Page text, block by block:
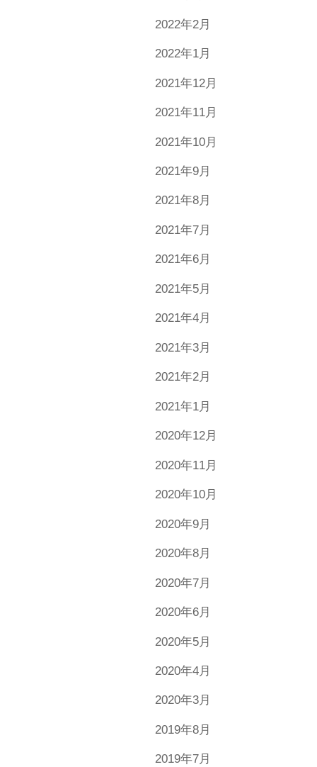
2022年2月
2022年1月
2021年12月
2021年11月
2021年10月
2021年9月
2021年8月
2021年7月
2021年6月
2021年5月
2021年4月
2021年3月
2021年2月
2021年1月
2020年12月
2020年11月
2020年10月
2020年9月
2020年8月
2020年7月
2020年6月
2020年5月
2020年4月
2020年3月
2019年8月
2019年7月